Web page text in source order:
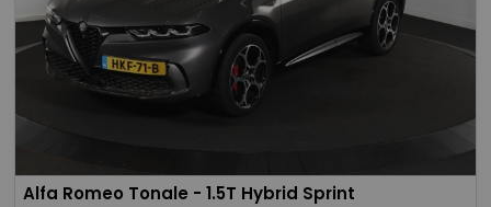
Alfa Romeo Tonale - 1.5T Hybrid Sprint